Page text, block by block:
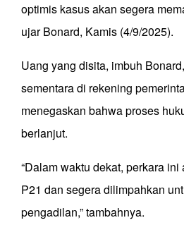
optimis kasus akan segera
ujar Bonard, Kamis (4/9/2025).
Uang yang disita, imbuh
sementara di rekening
menegaskan bahwa proses
berlanjut.
“Dalam waktu dekat, perkara
P21 dan segera dilimpahkan
pengadilan,” tambahnya.